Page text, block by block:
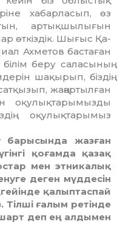
хабарласып, өз
артықшылығын
өткіздік. Шығыс Қа­
Ахметов бастаған
беру саласының
ша­қырып, біздің
жаңартылған
оқулық­тарымызды
оқулықтарымыз
жазған
қоғамда қазақ
мен этникалық
деген мүддесін
қалыптаспай
Тілші ғалым ретінде
деп ең алдымен